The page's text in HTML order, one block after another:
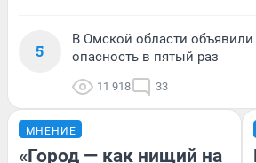
5
В Омской области
опасность в пятый раз
11 918 33
МНЕНИЕ
«Город — как нищий на